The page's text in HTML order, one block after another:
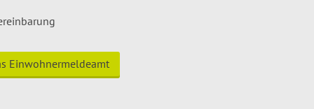
Einwohnermeldeamt